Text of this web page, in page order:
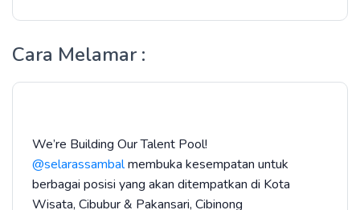
Cara Melamar :
We’re Building Our Talent Pool!
@selarassambalmembuka kesempatan untuk
berbagai posisi yang akan ditempatkan di Kota
Wisata, Cibubur & Pakansari, Cibinong